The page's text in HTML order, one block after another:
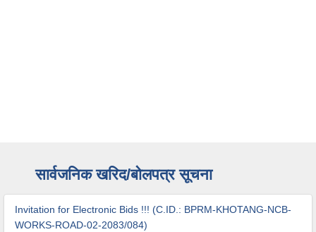
सार्वजनिक खरिद/बोलपत्र सूचना
Invitation for Electronic Bids !!! (C.ID.: BPRM-KHOTANG-NCB-
WORKS-ROAD-02-2083/084)